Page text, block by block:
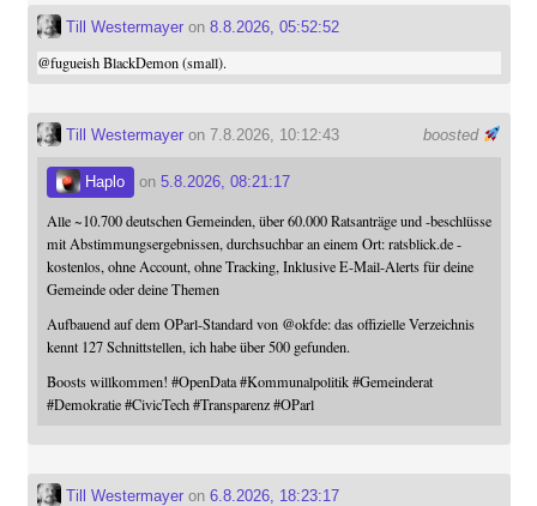
Till Westermayeron 8.8.2026, 05:52:52
@fugueishBlackDemon (small).
boosted
Till Westermayeron 7.8.2026, 10:12:43
Haplo on 5.8.2026, 08:21:17
Alle ~10.700 deutschen Gemeinden, über 60.000 Ratsanträge und -beschlüsse
mit Abstimmungsergebnissen, durchsuchbar an einem Ort: ratsblick.de -
kostenlos, ohne Account, ohne Tracking, Inklusive E-Mail-Alerts für deine
Gemeinde oder deine Themen
Aufbauend auf dem OParl-Standard von @okfde: das offizielle Verzeichnis
kennt 127 Schnittstellen, ich habe über 500 gefunden.
Boosts willkommen! #OpenData #Kommunalpolitik #Gemeinderat
#Demokratie #CivicTech #Transparenz #OParl
Till Westermayeron 6.8.2026, 18:23:17